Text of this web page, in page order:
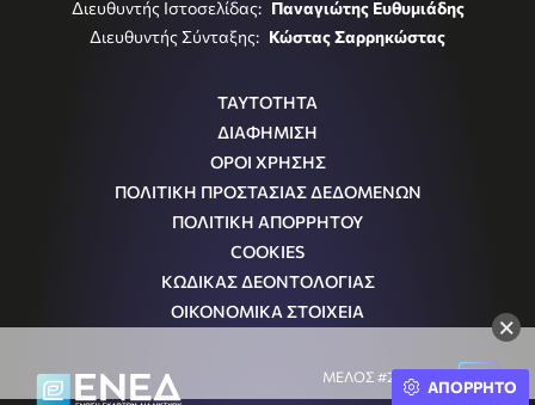
×
Διευθυντής Ιστοσελίδας: Παναγιώτης Ευθυμιάδης
Διευθυντής Σύνταξης: Κώστας Σαρρηκώστας
ΤΑΥΤΟΤΗΤΑ
ΔΙΑΦΗΜΙΣΗ
ΟΡΟΙ ΧΡΗΣΗΣ
ΠΟΛΙΤΙΚΗ ΠΡΟΣΤΑΣΙΑΣ ΔΕΔΟΜΕΝΩΝ
ΠΟΛΙΤΙΚΗ ΑΠΟΡΡΗΤΟΥ
COOKIES
ΚΩΔΙΚΑΣ ΔΕΟΝΤΟΛΟΓΙΑΣ
ΟΙΚΟΝΟΜΙΚΑ ΣΤΟΙΧΕΙΑ
ΜΕΛΟΣ #242054
ΑΠΟΡΡΗΤΟ